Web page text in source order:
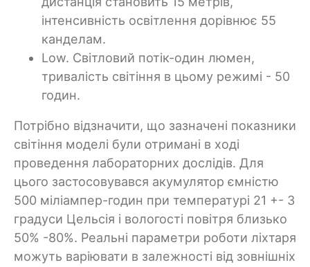
інтенсивність освітлення дорівнює 55
канделам.
Low. Світловий потік-один люмен,
тривалість світіння в цьому режимі - 50
годин.
Потрібно відзначити, що зазначені показники
світіння моделі були отримані в ході
проведення лабораторних дослідів. Для
цього застосовувався акумулятор ємністю
500 міліампер-годин при температурі 21 +- 3
градуси Цельсія і вологості повітря близько
50% -80%. Реальні параметри роботи ліхтаря
можуть варіювати в залежності від зовнішніх